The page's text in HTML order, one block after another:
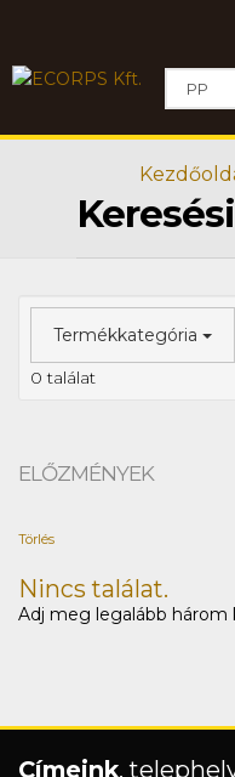
Keresési
Termékkategória
0 találat
ELŐZMÉNYEK
Törlés
Nincs találat.
Adj meg legalább három
Címeink,